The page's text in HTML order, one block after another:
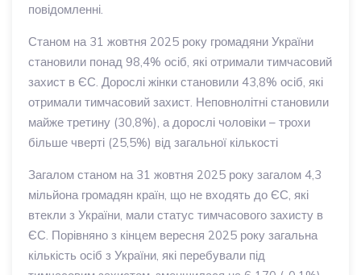
повідомленні.
Станом на 31 жовтня 2025 року громадяни України
становили понад 98,4% осіб, які отримали тимчасовий
захист в ЄС. Дорослі жінки становили 43,8% осіб, які
отримали тимчасовий захист. Неповнолітні становили
майже третину (30,8%), а дорослі чоловіки – трохи
більше чверті (25,5%) від загальної кількості
Загалом станом на 31 жовтня 2025 року загалом 4,3
мільйона громадян країн, що не входять до ЄС, які
втекли з України, мали статус тимчасового захисту в
ЄС. Порівняно з кінцем вересня 2025 року загальна
кількість осіб з України, які перебували під